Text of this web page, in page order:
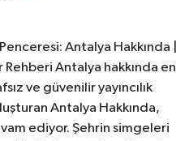
Antalya Hakkında |
Rehberi Antalya hakkında en
ve güvenilir yayıncılık
Antalya Hakkında,
ediyor. Şehrin simgeleri